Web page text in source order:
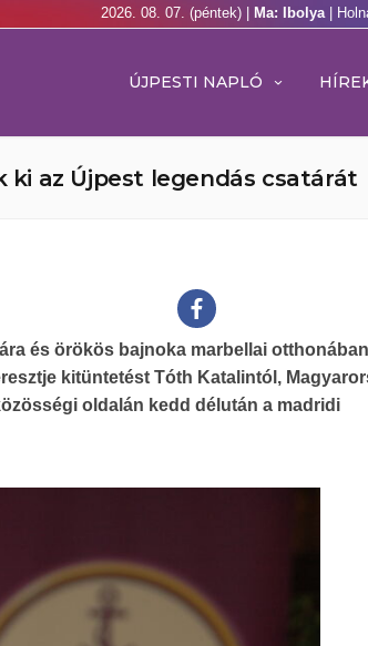
2026. 08. 07. (péntek) | Ma: Ibolya |
ÚJPESTI NAPLÓ
az Újpest legendás csatárát
és örökös bajnoka marbellai
kitüntetést Tóth Katalintól,
oldalán kedd délután a madridi